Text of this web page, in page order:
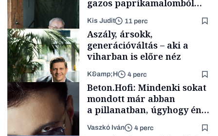
Családi
vállalkozások
gazos paprikamalomból
lett az igazi családi
fűszersztori
Kis Judit 11 perc
TÁMOGATÓI
Aszály, ársokk,
generációváltás – aki a
viharban is előre néz
K&amp;H 4 perc
Beton.Hofi: Mindenki sokat
mondott már abban
a pillanatban, úgyhogy én
a legsarkosabb
gondolataimat akartam
Vaszkó Iván 4 perc